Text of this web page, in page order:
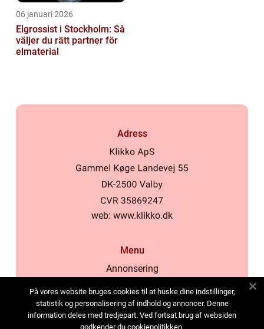
06 januari 2026
Elgrossist i Stockholm: Så
väljer du rätt partner för
elmaterial
Adress
web: www.klikko.dk
Menu
Annonsering
Cookies
Kontakta oss
På vores website bruges cookies til at huske dine indstillinger,
statistik og personalisering af indhold og annoncer. Denne
information deles med tredjepart. Ved fortsat brug af websiden
godkender du cookiepolitikken.